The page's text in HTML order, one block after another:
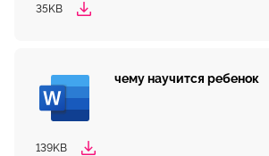
35KB
чему научится ребенок
139KB